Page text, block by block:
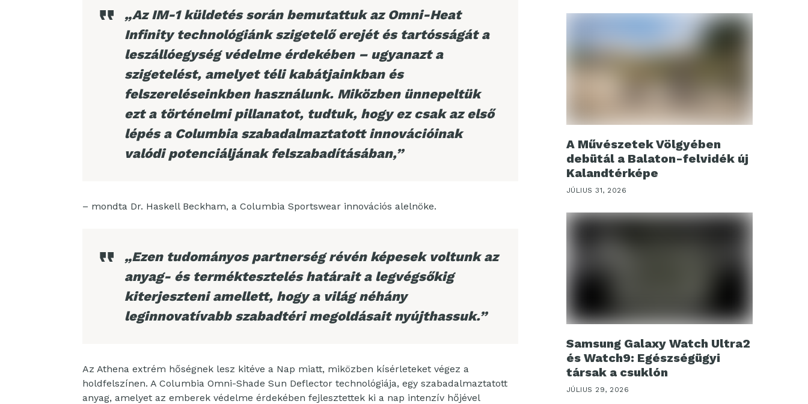
„Az IM-1 küldetés során bemutattuk az Omni-Heat
Infinity technológiánk szigetelő erejét és tartósságát a
leszállóegység védelme érdekében – ugyanazt a
szigetelést, amelyet téli kabátjainkban és
felszereléseinkben használunk. Miközben ünnepeltük
ezt a történelmi pillanatot, tudtuk, hogy ez csak az első
lépés a Columbia szabadalmaztatott innovációinak
valódi potenciáljának felszabadításában,”
– mondta Dr. Haskell Beckham, a Columbia Sportswear innovációs alelnöke.
„Ezen tudományos partnerség révén képesek voltunk az
anyag- és terméktesztelés határait a legvégsőkig
kiterjeszteni amellett, hogy a világ néhány
leginnovatívabb szabadtéri megoldásait nyújthassuk.”
Az Athena extrém hőségnek lesz kitéve a Nap miatt, miközben kísérleteket végez a
holdfelszínen. A Columbia Omni-Shade Sun Deflector technológiája, egy szabadalmaztatott
anyag, amelyet az emberek védelme érdekében fejlesztettek ki a nap intenzív hőjével
A Művészetek Völgyében
debütál a Balaton-felvidék új
Kalandtérképe
JÚLIUS 31, 2026
Samsung Galaxy Watch Ultra2
és Watch9: Egészségügyi
társak a csuklón
JÚLIUS 29, 2026